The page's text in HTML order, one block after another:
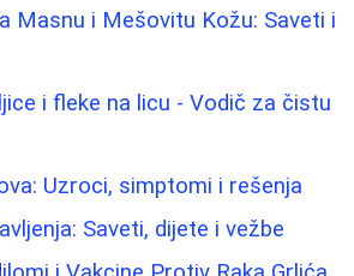
Masnu i Mešovitu Kožu: Saveti i
i fleke na licu - Vodič za čistu
Uzroci, simptomi i rešenja
Saveti, dijete i vežbe